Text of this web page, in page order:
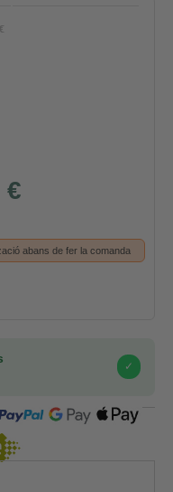
€
abans de fer la comanda
✓